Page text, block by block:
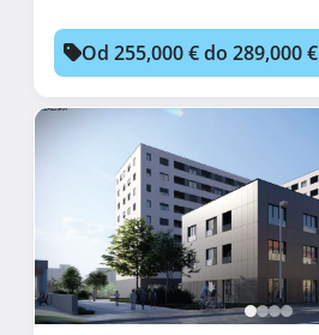
Od 255,000 € do 289,000 €